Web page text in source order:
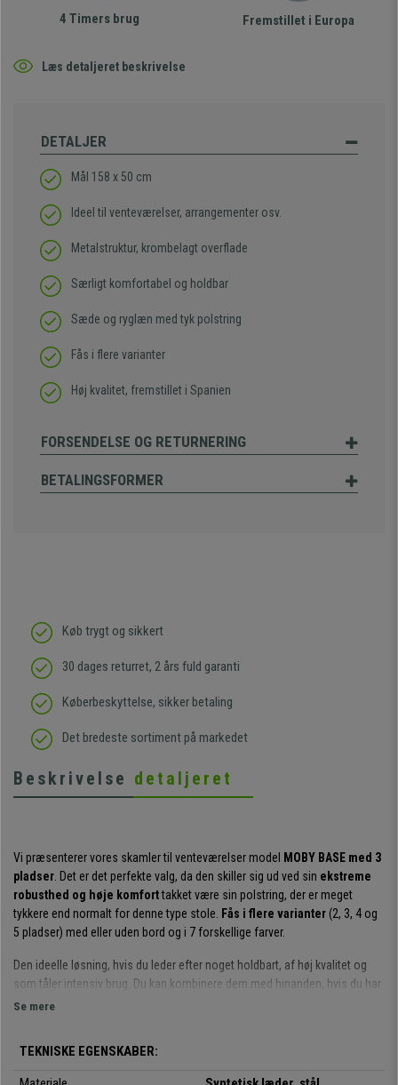
4 Timers brug Fremstillet i Europa
Læs detaljeret beskrivelse
DETALJER
Mål 158 x 50 cm
Ideel til venteværelser, arrangementer osv.
Metalstruktur, krombelagt overflade
Særligt komfortabel og holdbar
Sæde og ryglæn med tyk polstring
Fås i flere varianter
Høj kvalitet, fremstillet i Spanien
FORSENDELSE OG RETURNERING
BETALINGSFORMER
Køb trygt og sikkert
30 dages returret, 2 års fuld garanti
Køberbeskyttelse, sikker betaling
Det bredeste sortiment på markedet
Beskrivelse detaljeret
Vi præsenterer vores skamler til venteværelser model
MOBY BASE med 3
pladser . Det er det perfekte valg, da den skiller sig ud ved sin ekstreme
robusthed og høje komforttakket være sin polstring, der er meget
tykkere end normalt for denne type stole.
Fås i flere varianter (2, 3, 4 og
5 pladser) med eller uden bord og i 7 forskellige farver.
Den ideelle løsning, hvis du leder efter noget holdbart, af høj kvalitet og
som tåler intensiv brug. Du kan kombinere dem med hinanden, hvis du har
brug for flere pladser, og du kan endda installere et bord i den position, du
Sædet og ryglænet er meget tykke og komfortable
Se mere
TEKNISKE EGENSKABER: